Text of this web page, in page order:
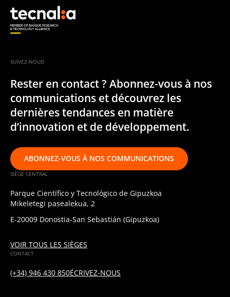
SUIVEZ-NOUD
Rester en contact ? Abonnez-vous à nos
communications et découvrez les
dernières tendances en matière
d’innovation et de développement.
ABONNEZ-VOUS À NOS COMMUNICATIONS
SIÈGE CENTRAL
Parque Científico y Tecnológico de Gipuzkoa
Mikeletegi pasealekua, 2
E-20009 Donostia-San Sebastián (Gipuzkoa)
VOIR TOUS LES SIÈGES
CONTACT
(+34) 946 430 850ÉCRIVEZ-NOUS